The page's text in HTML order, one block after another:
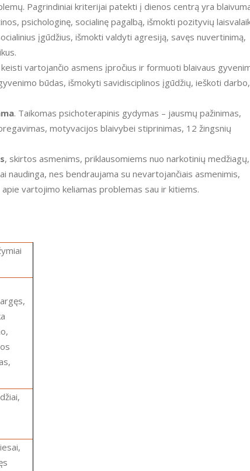
Pagrindiniai kriterijai patekti į dienos centrą yra
psichologinę, socialinę pagalbą, išmokti pozityvių
įgūdžius, išmokti valdyti agresiją, savęs nuvertinimą,
keisti vartojančio asmens įpročius ir formuoti blaivaus
būdas, išmokyti savidisciplinos įgūdžių, ieškoti darbo,
. Taikomas psichoterapinis gydymas – jausmų pažinimas,
motyvacijos blaivybei stiprinimas, 12 žingsnių
, skirtos asmenims, priklausomiems nuo narkotinių medžiagų,
naudinga, nes bendraujama su nevartojančiais asmenimis,
vartojimo keliamas problemas sau ir kitiems.